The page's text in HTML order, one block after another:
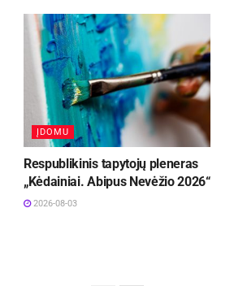
ĮDOMU
Respublikinis tapytojų pleneras
„Kėdainiai. Abipus Nevėžio 2026“
2026-08-03